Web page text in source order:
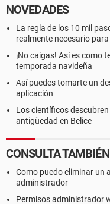
NOVEDADES
La regla de los 10 mil
realmente necesario para
¡No caigas! Así es como
temporada navideña
Así puedes tomarte un
aplicación
Los científicos
antigüedad en Belice
CONSULTA TAMBIÉN
Como puedo eliminar un
administrador
Permisos administrador